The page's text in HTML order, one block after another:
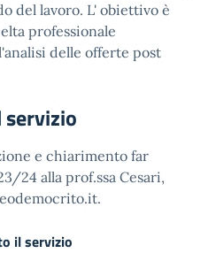
del lavoro. L' obiettivo è
professionale
delle offerte post
servizio
e chiarimento far
24 alla prof.ssa Cesari,
il servizio